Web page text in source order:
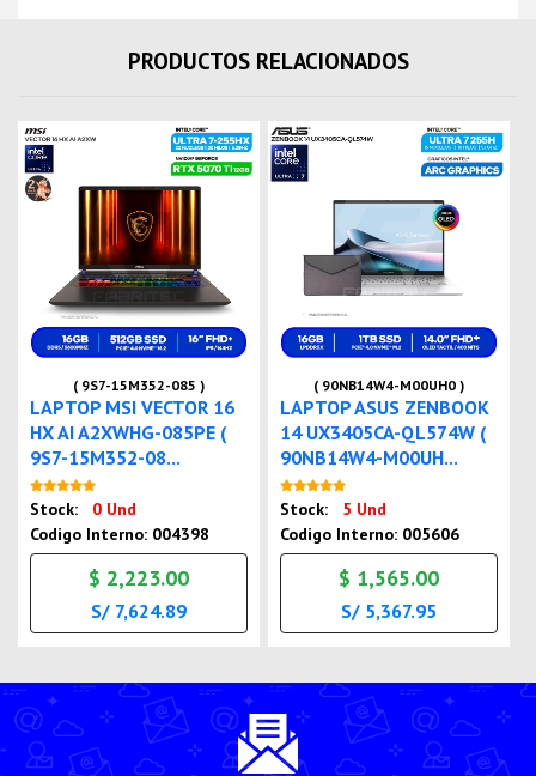
PRODUCTOS RELACIONADOS
( 9S7-15M352-085 )
LAPTOP MSI VECTOR 16
HX AI A2XWHG-085PE (
9S7-15M352-08...
Stock:
0 Und
Codigo Interno: 004398
$ 2,223.00
S/ 7,624.89
( 90NB14W4-M00UH0 )
LAPTOP ASUS ZENBOOK
14 UX3405CA-QL574W (
90NB14W4-M00UH...
Stock:
5 Und
Codigo Interno: 005606
$ 1,565.00
S/ 5,367.95